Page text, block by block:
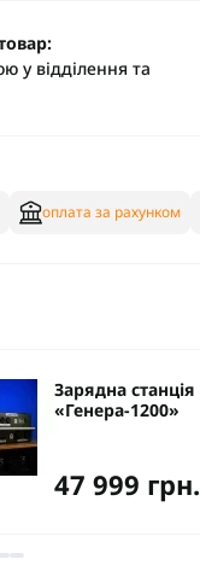
у відділення та
оплата за рахунком
Зарядна станція
«Генера-1200»
47 999 грн.